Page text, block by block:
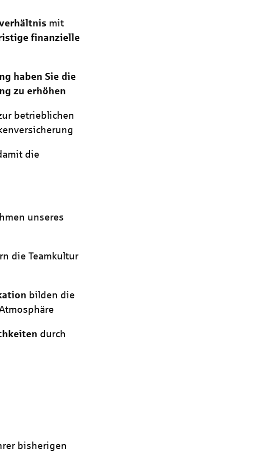
mit
finanzielle
haben Sie die
zu erhöhen
betrieblichen
die
unseres
die Teamkultur
bilden die
durch
bisherigen